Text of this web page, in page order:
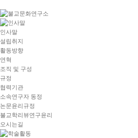
Local
Navigation
goto
Service
goto
copyright
인사말
설립취지
활동방향
연혁
조직 및 구성
규정
협력기관
소속연구자 동정
논문윤리규정
불교학리뷰연구윤리
오시는길